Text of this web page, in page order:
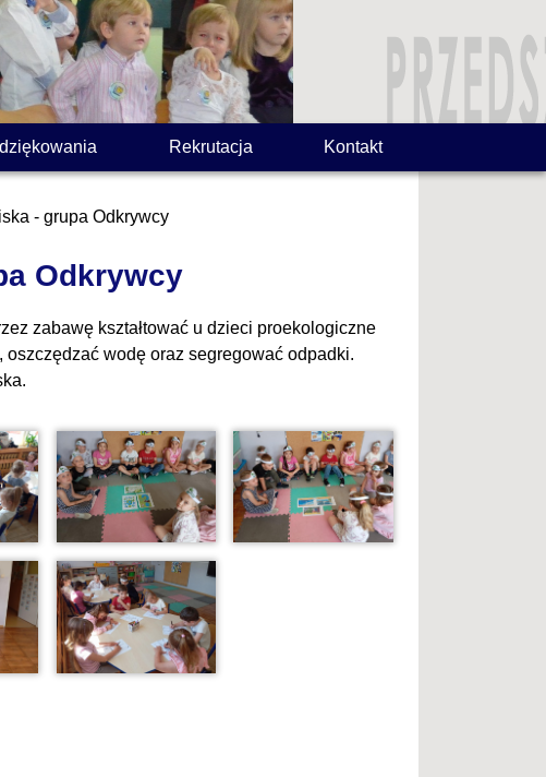
Rekrutacja Kontakt
- grupa Odkrywcy
Odkrywcy
zabawę kształtować u dzieci proekologiczne
wodę oraz segregować odpadki.